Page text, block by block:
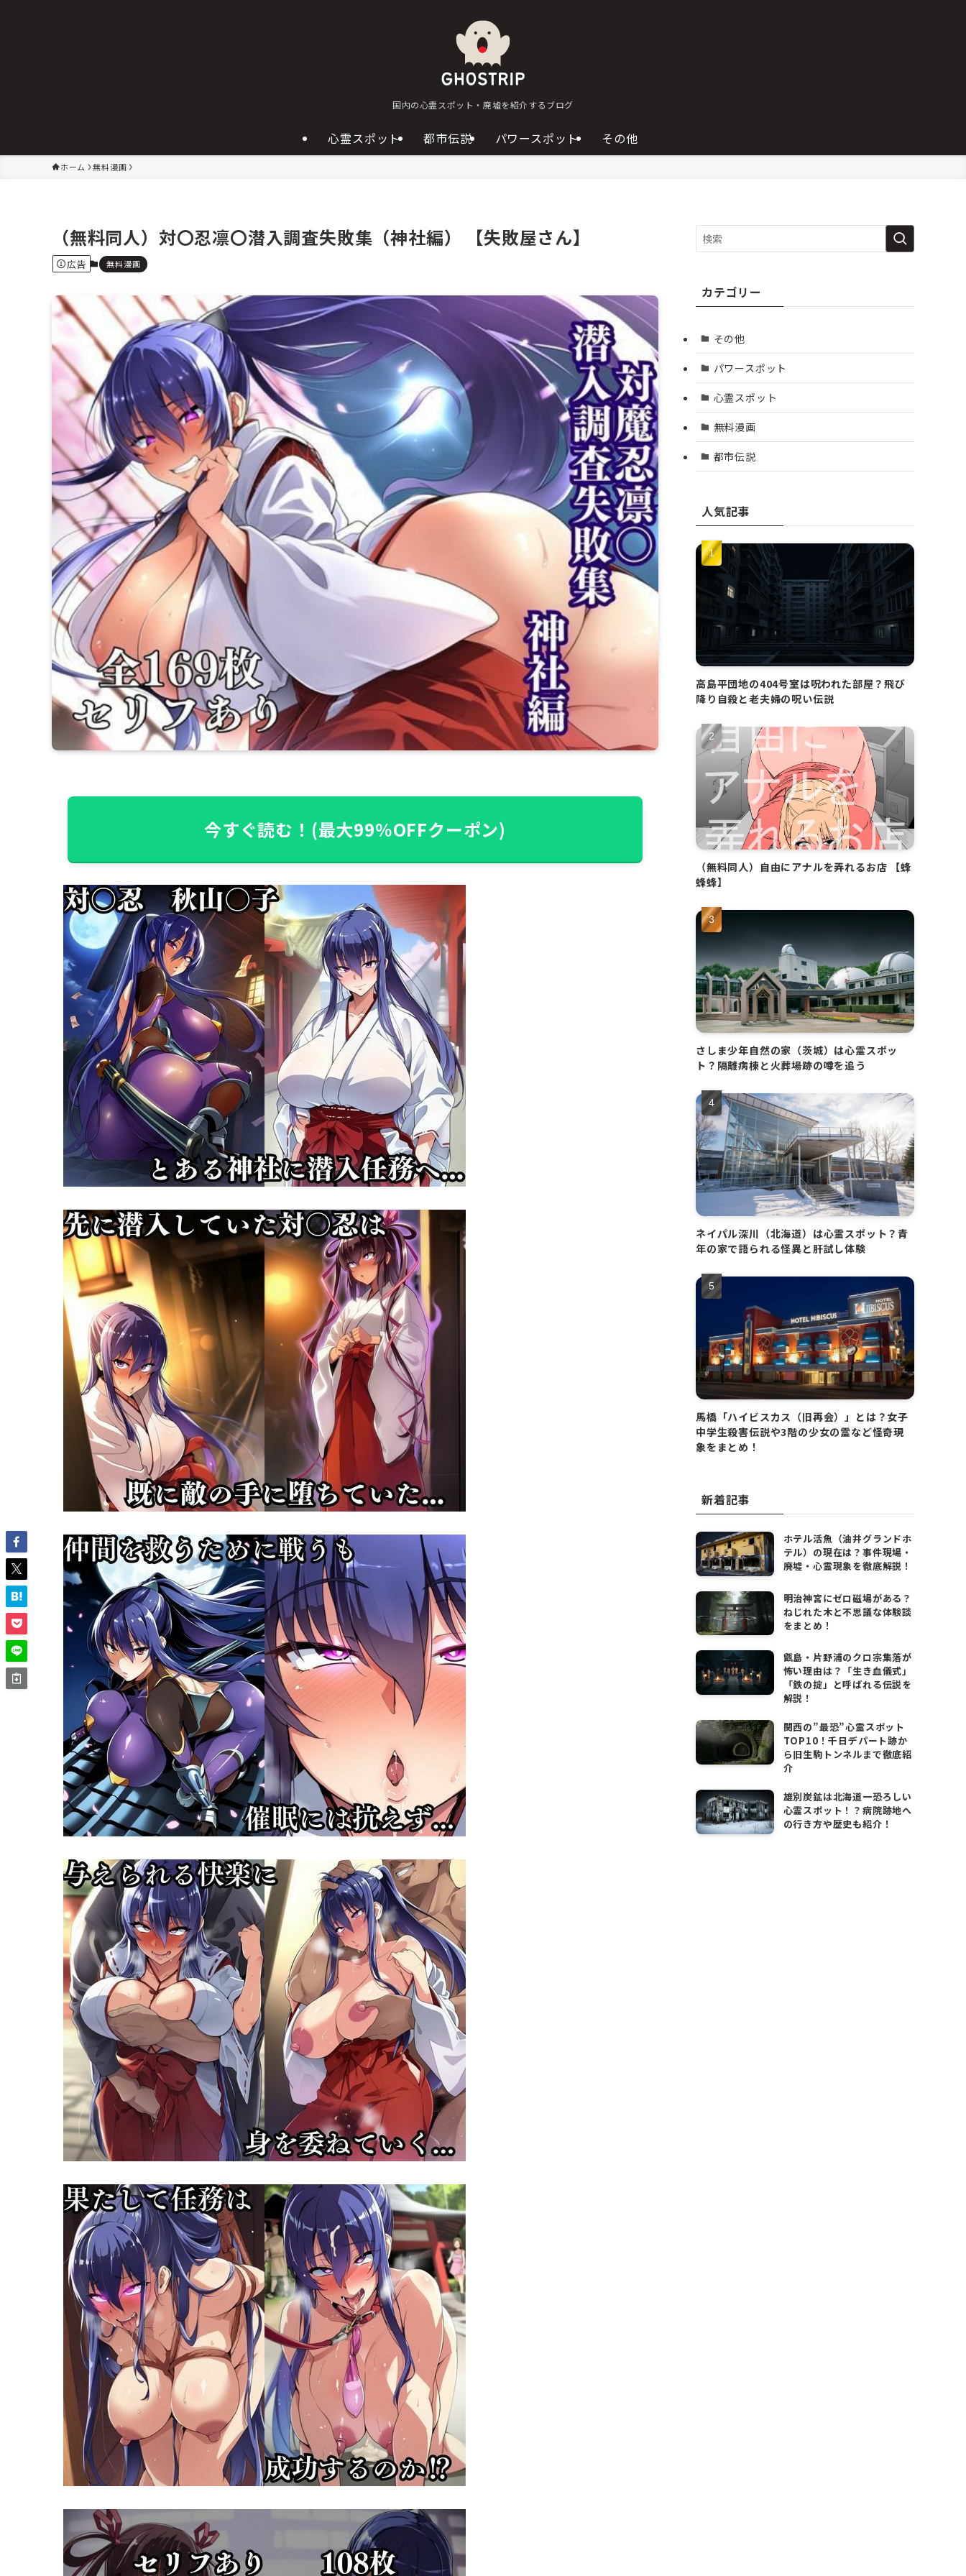
国内の心霊スポット・廃墟を紹介するブログ
心霊スポット 都市伝説 パワースポット その他
ホーム 無料漫画
（無料同人）対〇忍凛〇潜入調査失敗集（神社編） 【失敗屋さん】
広告 無料漫画
今すぐ読む！(最大99％OFFクーポン)
カテゴリー
その他
パワースポット
心霊スポット
無料漫画
都市伝説
人気記事
高島平団地の404号室は呪われた部屋？飛び
降り自殺と老夫婦の呪い伝説
（無料同人）自由にアナルを弄れるお店 【蜂
蜂蜂】
さしま少年自然の家（茨城）は心霊スポッ
ト？隔離病棟と火葬場跡の噂を追う
ネイパル深川（北海道）は心霊スポット？青
年の家で語られる怪異と肝試し体験
馬橋「ハイビスカス（旧再会）」とは？女子
中学生殺害伝説や3階の少女の霊など怪奇現
象をまとめ！
新着記事
ホテル活魚（油井グランドホ
テル）の現在は？事件現場・
廃墟・心霊現象を徹底解説！
明治神宮にゼロ磁場がある？
ねじれた木と不思議な体験談
をまとめ！
甑島・片野浦のクロ宗集落が
怖い理由は？「生き血儀式」
「鉄の掟」と呼ばれる伝説を
解説！
関西の”最恐”心霊スポット
TOP10！千日デパート跡か
ら旧生駒トンネルまで徹底紹
介
雄別炭鉱は北海道一恐ろしい
心霊スポット！？病院跡地へ
の行き方や歴史も紹介！